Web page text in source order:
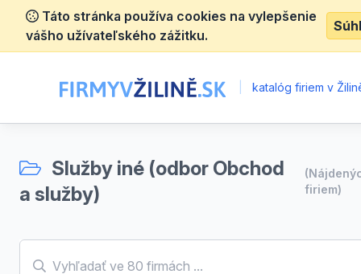
Táto stránka používa cookies na vylepšenie
vášho užívateľského zážitku.
katalóg firiem v
Služby iné (odbor Obchod
a služby)
firiem)